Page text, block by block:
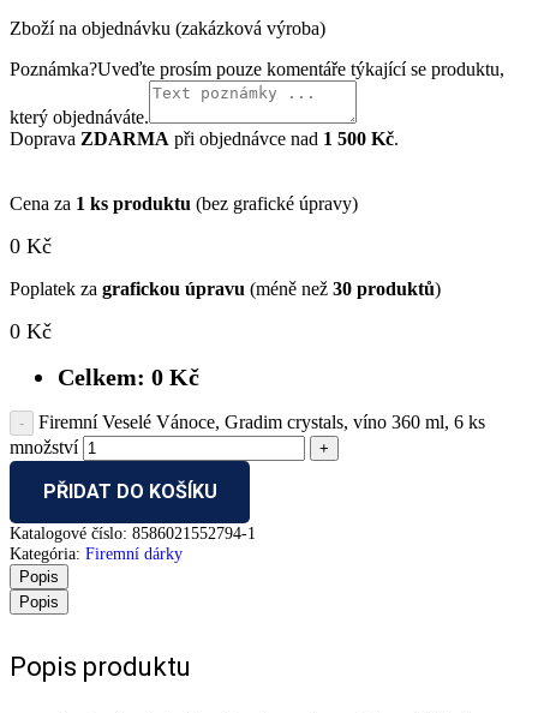
Zboží na objednávku (zakázková výroba)
Poznámka?Uveďte prosím pouze komentáře týkající se produktu,
který objednáváte.
Doprava ZDARMA při objednávce nad 1 500 Kč.
Cena za 1 ks produktu (bez grafické úpravy)
0 Kč
Poplatek za grafickou úpravu (méně než 30 produktů)
0 Kč
Celkem: 0 Kč
Firemní Veselé Vánoce, Gradim crystals, víno 360 ml, 6 ks
množství
PŘIDAT DO KOŠÍKU
Katalogové číslo: 8586021552794-1
Kategória: Firemní dárky
Popis
Popis
Popis produktu